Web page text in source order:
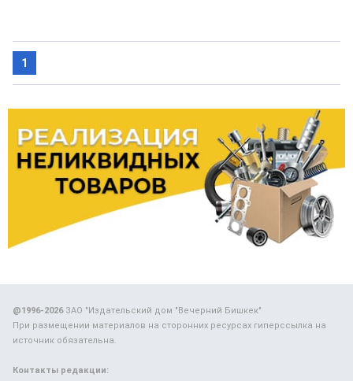
1
@1996-2026ЗАО "Издательский дом "Вечерний Бишкек"
При размещении материалов на сторонних ресурсах гиперссылка на
источник обязательна.
Контакты редакции: